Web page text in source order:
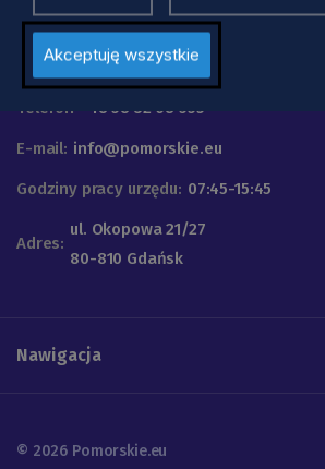
Urząd Marszałkowski
Województwa Pomorskiego
Telefon +48 58 32 68 555
E-mail: info@pomorskie.eu
Godziny pracy urzędu: 07:45-15:45
Adres:
ul. Okopowa 21/27
80-810 Gdańsk
Nawigacja
© 2026 Pomorskie.eu
Akceptuję wszystkie